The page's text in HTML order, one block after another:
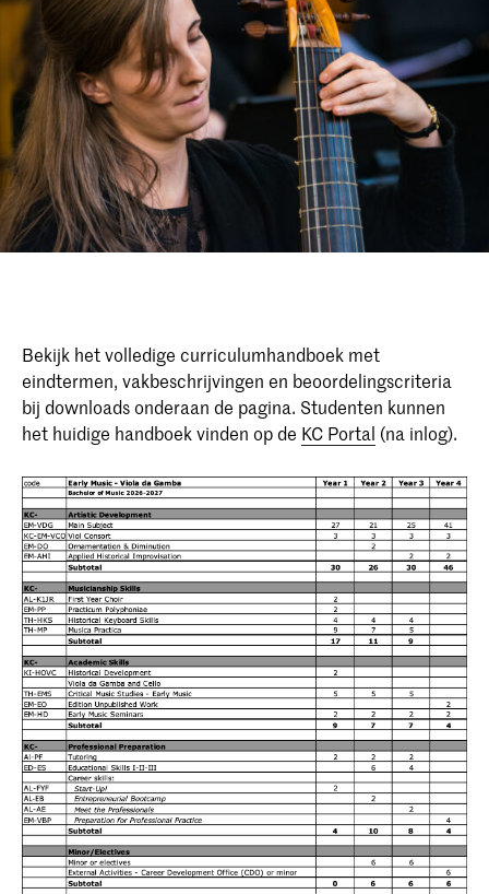
Bekijk het volledige curriculumhandboek met
eindtermen, vakbeschrijvingen en beoordelingscriteria
bij downloads onderaan de pagina. Studenten kunnen
het huidige handboek vinden op de KC Portal (na inlog).